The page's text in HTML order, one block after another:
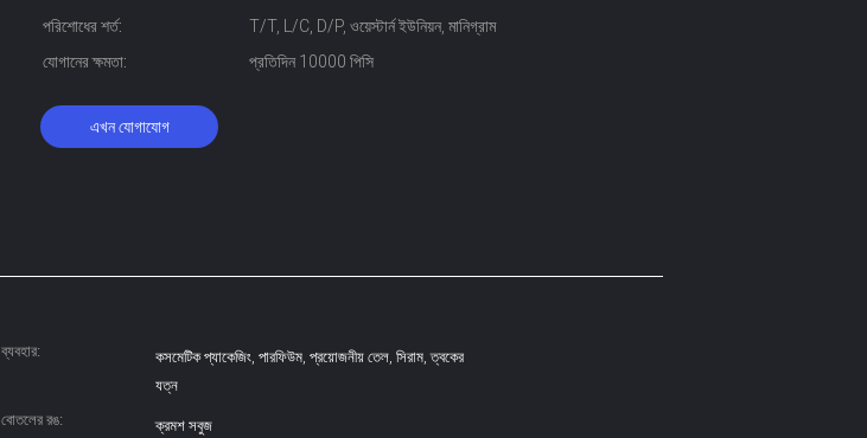
পরিশোধের শর্ত:
T/T, L/C, D/P, ওয়েস্টার্ন ইউনিয়ন, মানিগ্রাম
যোগানের ক্ষমতা:
প্রতিদিন 10000 পিসি
এখন যোগাযোগ
ব্যবহার:
কসমেটিক প্যাকেজিং, পারফিউম, প্রয়োজনীয় তেল, সিরাম, ত্বকের
যত্ন
বোতলের রঙ:
ক্রমশ সবুজ